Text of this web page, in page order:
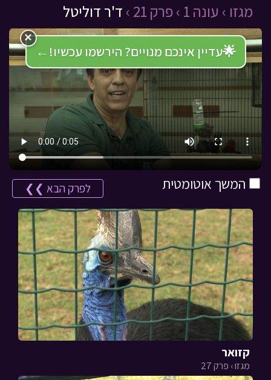
מגזו › עונה 1 › פרק 21 › ד'ר דוליטל
🌟עדיין אינכם מנויים? הירשמו עכשיו! ←
×
המשך אוטומטית לפרק הבא ❯❯
קזואר
מגזו › פרק 27